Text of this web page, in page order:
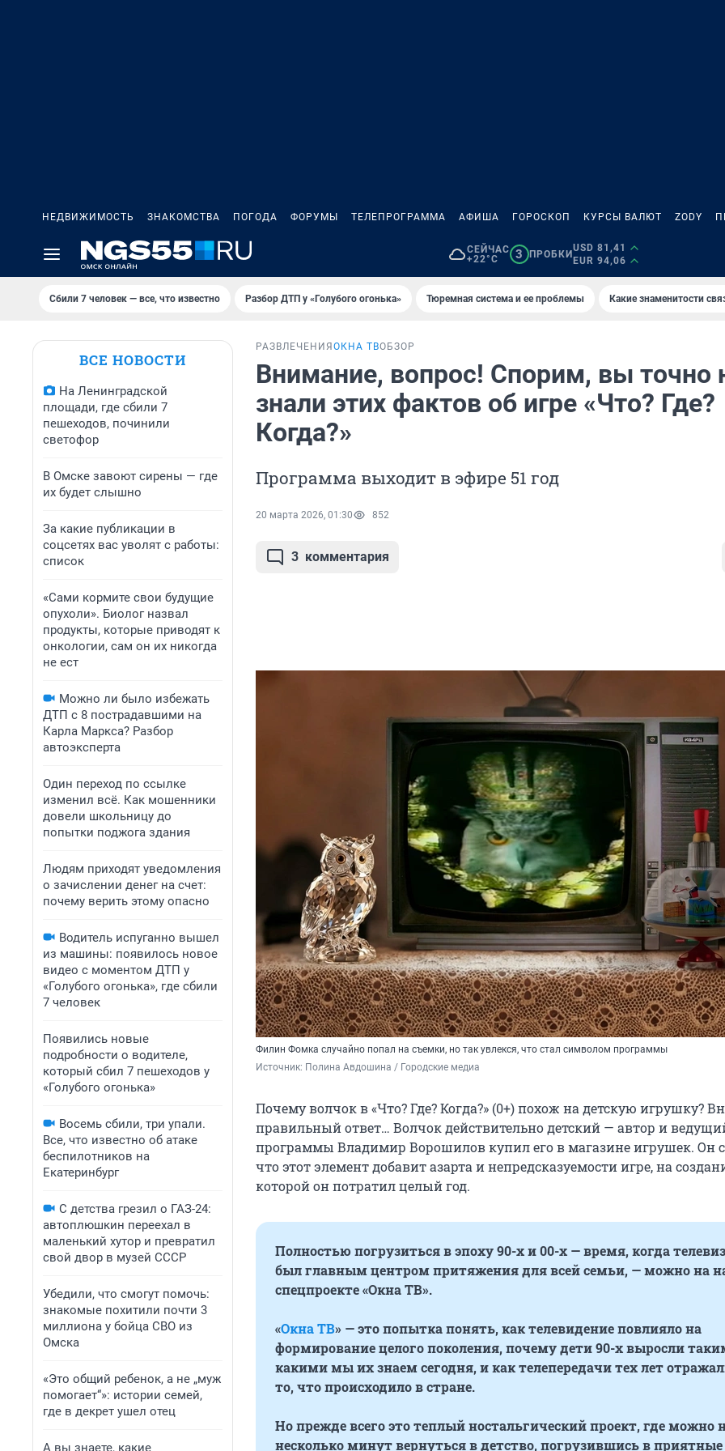
НЕДВИЖИМОСТЬ ЗНАКОМСТВА ПОГОДА ФОРУМЫ ТЕЛЕПРОГРАММА АФИША ГОРОСКОП КУРСЫ ВАЛЮТ ZODY
СЕЙЧАС
+22°C
3 ПРОБКИ
USD 81,41
EUR 94,06
Сбили 7 человек — все, что известно Разбор ДТП у «Голубого огонька» Тюремная система и ее проблемы Какие знаменитости
ВСЕ НОВОСТИ
На Ленинградской
площади, где сбили 7
пешеходов, починили
светофор
В Омске завоют сирены — где
их будет слышно
За какие публикации в
соцсетях вас уволят с работы:
список
«Сами кормите свои будущие
опухоли». Биолог назвал
продукты, которые приводят к
онкологии, сам он их никогда
не ест
Можно ли было избежать
ДТП с 8 пострадавшими на
Карла Маркса? Разбор
автоэксперта
Один переход по ссылке
изменил всё. Как мошенники
довели школьницу до
попытки поджога здания
Людям приходят уведомления
о зачислении денег на счет:
почему верить этому опасно
Водитель испуганно вышел
из машины: появилось новое
видео с моментом ДТП у
«Голубого огонька», где сбили
7 человек
Появились новые
подробности о водителе,
который сбил 7 пешеходов у
«Голубого огонька»
Восемь сбили, три упали.
Все, что известно об атаке
беспилотников на
Екатеринбург
С детства грезил о ГАЗ-24:
автоплюшкин переехал в
маленький хутор и превратил
свой двор в музей СССР
Убедили, что смогут помочь:
знакомые похитили почти 3
миллиона у бойца СВО из
Омска
«Это общий ребенок, а не „муж
помогает“»: истории семей,
где в декрет ушел отец
А вы знаете, какие
РАЗВЛЕЧЕНИЯ ОКНА ТВОБЗОР
Внимание, вопрос! Спорим, вы точно
знали этих фактов об игре «Что? Где?
Когда?»
Программа выходит в эфире 51 год
20 марта 2026, 01:30 852
3 комментария
Филин Фомка случайно попал на съемки, но так увлекся, что стал символом программы
Источник: Полина Авдошина / Городские медиа
Почему волчок в «Что? Где? Когда?» (0+) похож на детскую игрушку?
правильный ответ… Волчок действительно детский — автор и
программы Владимир Ворошилов купил его в магазине игрушек. Он
что этот элемент добавит азарта и непредсказуемости игре, на
которой он потратил целый год.
Полностью погрузиться в эпоху 90-х и 00-х — время, когда
был главным центром притяжения для всей семьи, — можно на
спецпроекте «Окна ТВ».
«Окна ТВ» — это попытка понять, как телевидение повлияло на
формирование целого поколения, почему дети 90-х выросли
какими мы их знаем сегодня, и как телепередачи тех лет
то, что происходило в стране.
Но прежде всего это теплый ностальгический проект, где можно
несколько минут вернуться в детство, погрузившись в приятные